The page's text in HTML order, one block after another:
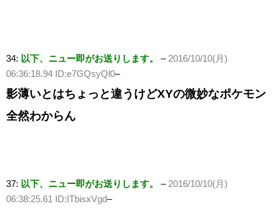
34: 以下、ニュー即がお送りします。 –2016/10/10(月)
06:36:18.94 ID:e7GQsyQl0–
影薄いとはちょっと違うけどXYの微妙なポケモン
全然わからん
37: 以下、ニュー即がお送りします。 –2016/10/10(月)
06:38:25.61 ID:ITbisxVgd–